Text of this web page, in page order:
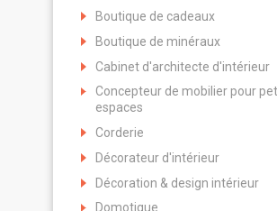
Boutique de cadeaux
Boutique de minéraux
Cabinet d'architecte d'intérieur
Concepteur de mobilier pour
espaces
Corderie
Décorateur d'intérieur
Décoration & design intérieur
Domotique